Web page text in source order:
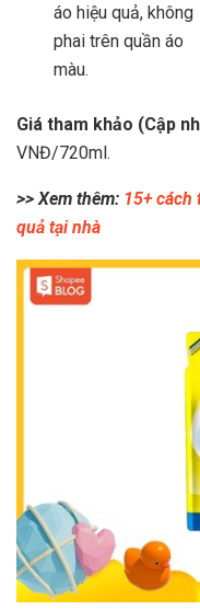
áo hiệu quả, không
phai trên quần áo
màu.
Giá tham khảo (Cập
VNĐ/720ml.
>> Xem thêm: 15+ cách
quả tại nhà